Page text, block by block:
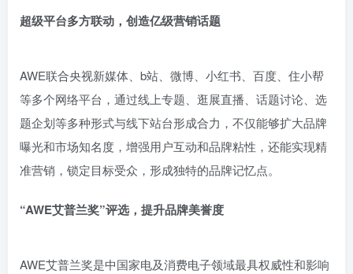
超级平台多方联动，创造亿级营销话题
AWE联合央视新媒体、b站、微博、小红书、百度、住小帮
等多个网络平台，通过线上专题、逛展直播、话题讨论、选
题企划等多种形式与线下站台形成合力，不仅能够扩大品牌
曝光和市场知名度，增强用户互动和品牌粘性，还能实现精
准营销，锁定目标受众，形成独特的品牌记忆点。
“AWE艾普兰奖”评选，提升品牌美誉度
AWE艾普兰奖是中国家电及消费电子领域最具权威性和影响